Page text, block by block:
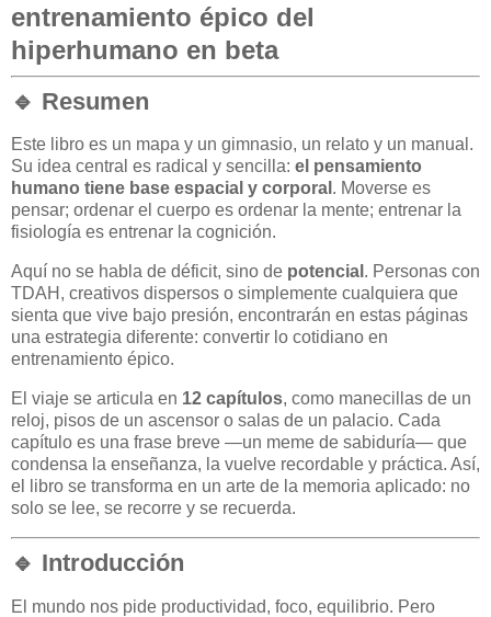
entrenamiento épico del
hiperhumano en beta
🔹 Resumen
Este libro es un mapa y un gimnasio, un relato y un manual.
Su idea central es radical y sencilla: el pensamiento
humano tiene base espacial y corporal . Moverse es
pensar; ordenar el cuerpo es ordenar la mente; entrenar la
fisiología es entrenar la cognición.
Aquí no se habla de déficit, sino de potencial . Personas con
TDAH, creativos dispersos o simplemente cualquiera que
sienta que vive bajo presión, encontrarán en estas páginas
una estrategia diferente: convertir lo cotidiano en
entrenamiento épico.
El viaje se articula en 12 capítulos, como manecillas de un
reloj, pisos de un ascensor o salas de un palacio. Cada
capítulo es una frase breve —un meme de sabiduría— que
condensa la enseñanza, la vuelve recordable y práctica. Así,
el libro se transforma en un arte de la memoria aplicado: no
solo se lee, se recorre y se recuerda.
🔹 Introducción
El mundo nos pide productividad, foco, equilibrio. Pero